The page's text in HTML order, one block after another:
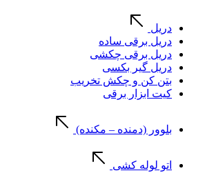
دریل
دریل برقی ساده
دریل برقی چکشی
دریل گیر بکسی
بتن کن و چکش تخریب
کیت ابزار برقی
بلوور (دمنده – مکنده)
اتو لوله کشی